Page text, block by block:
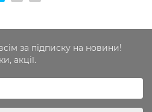
за підписку на новини!
акції.